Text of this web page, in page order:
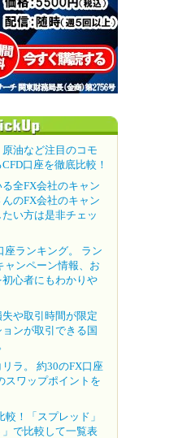
油など注目のコモ
口座を徹底比較！
全FX会社のキャン
のFX会社のキャン
い方は是非チェッ
座ランキング。 ラン
ャンペーン情報、お
心者にもわかりや
や取引時間が限定
ンが取引できる国
ラ。 約30のFX口座
スワップポイントを
！「スプレッド」
で比較して一覧表